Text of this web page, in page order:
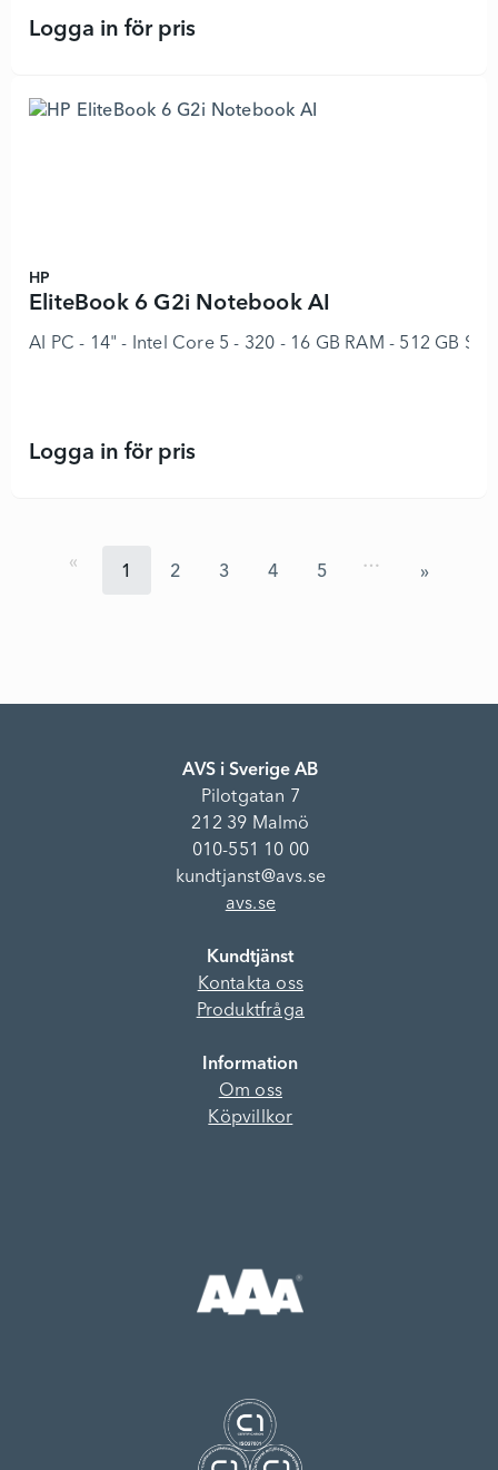
Logga in för prisEliteBook 6 G2i Notebook AI -
HP
EliteBook 6 G2i Notebook AI
AI PC - 14" - Intel Core 5 - 320 - 16 GB RAM - 512 GB
Logga in för prisEliteBook 6 G2i Notebook AI -
1 2 3 4 5
…
AVS i Sverige AB
Pilotgatan 7
212 39 Malmö
010-551 10 00
kundtjanst@avs.se
avs.se
Kundtjänst
Kontakta oss
Produktfråga
Information
Om oss
Köpvillkor